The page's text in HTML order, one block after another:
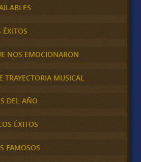
ÉXITOS
NOS EMOCIONARON
TRAYECTORIA MUSICAL
DEL AÑO
ÉXITOS
FAMOSOS